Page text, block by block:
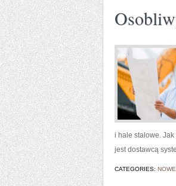
i hale stalowe. Jak
jest dostawcą
CATEGORIES: